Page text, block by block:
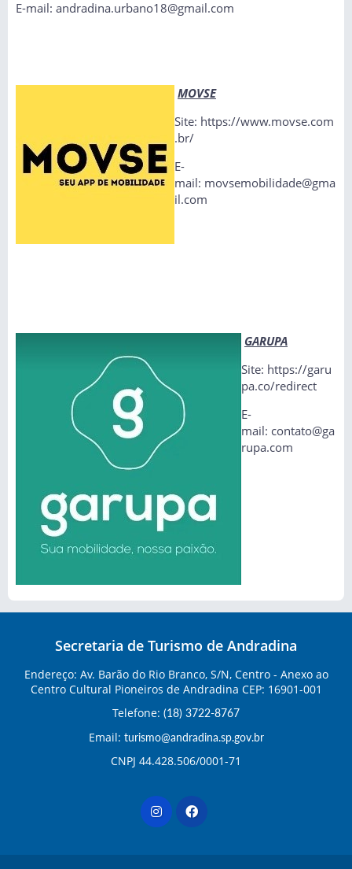
E-mail: andradina.urbano18@gmail.com
MOVSE
Site: https://www.movse.com
.br/
E-
mail: movsemobilidade@gma
il.com
GARUPA
Site: https://garu
pa.co/redirect
E-
mail: contato@ga
rupa.com
Secretaria de Turismo de Andradina
Endereço: Av. Barão do Rio Branco, S/N, Centro - Anexo ao
Centro Cultural Pioneiros de Andradina CEP: 16901-001
Telefone: (18) 3722-8767
Email: turismo@andradina.sp.gov.br
CNPJ 44.428.506/0001-71